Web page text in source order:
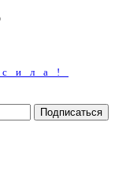
Подписаться